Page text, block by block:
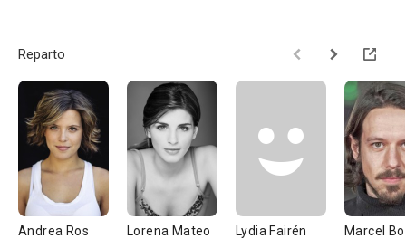
Reparto
Andrea Ros Lorena Mateo Lydia Fairén Marcel